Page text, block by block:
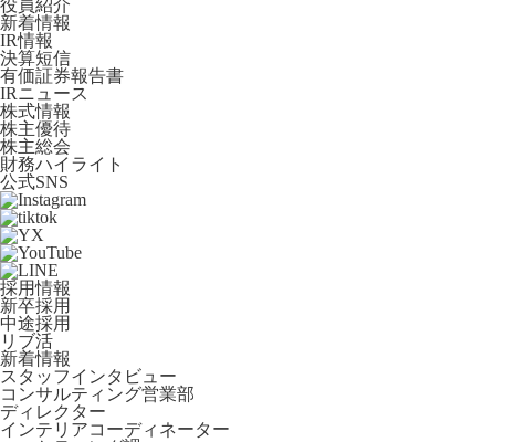
役員紹介
新着情報
IR情報
決算短信
有価証券報告書
IRニュース
株式情報
株主優待
株主総会
財務ハイライト
公式SNS
採用情報
新卒採用
中途採用
リブ活
新着情報
スタッフインタビュー
コンサルティング営業部
ディレクター
インテリアコーディネーター